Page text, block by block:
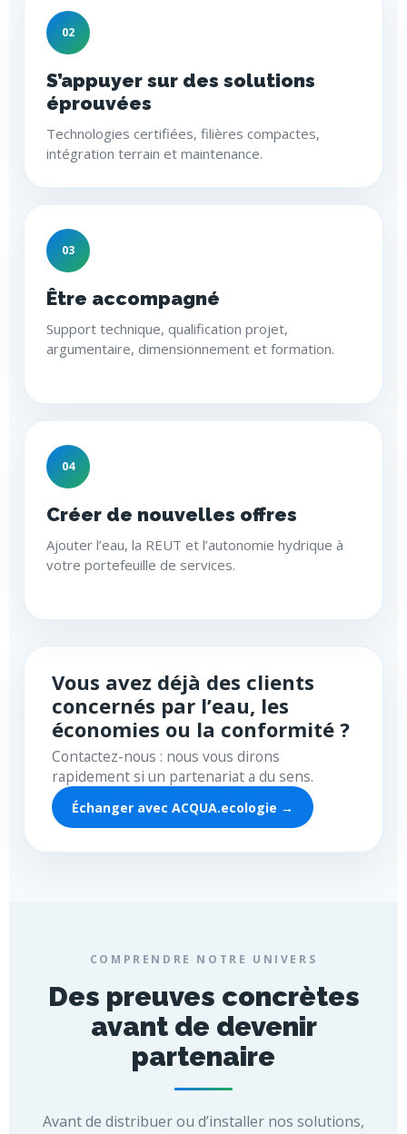
02
S’appuyer sur des solutions
éprouvées
Technologies certifiées, filières compactes,
intégration terrain et maintenance.
03
Être accompagné
Support technique, qualification projet,
argumentaire, dimensionnement et formation.
04
Créer de nouvelles offres
Ajouter l’eau, la REUT et l’autonomie hydrique à
votre portefeuille de services.
Vous avez déjà des clients
concernés par l’eau, les
économies ou la conformité ?
Contactez-nous : nous vous dirons
rapidement si un partenariat a du sens.
Échanger avec ACQUA.ecologie →
COMPRENDRE NOTRE UNIVERS
Des preuves concrètes
avant de devenir
partenaire
Avant de distribuer ou d’installer nos solutions,